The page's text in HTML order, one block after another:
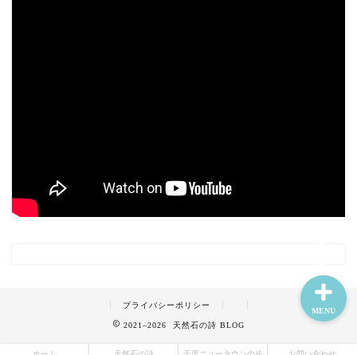
プライバシーポリシー
2021–2026 天然石の詩 BLOG
MENU
お問い合わせ